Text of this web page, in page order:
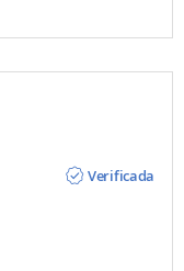
Verificada